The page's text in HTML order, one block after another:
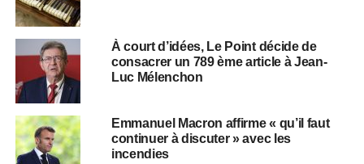
À court d’idées, Le Point décide de
consacrer un 789 ème article à Jean-
Luc Mélenchon
Emmanuel Macron affirme « qu’il faut
continuer à discuter » avec les
incendies